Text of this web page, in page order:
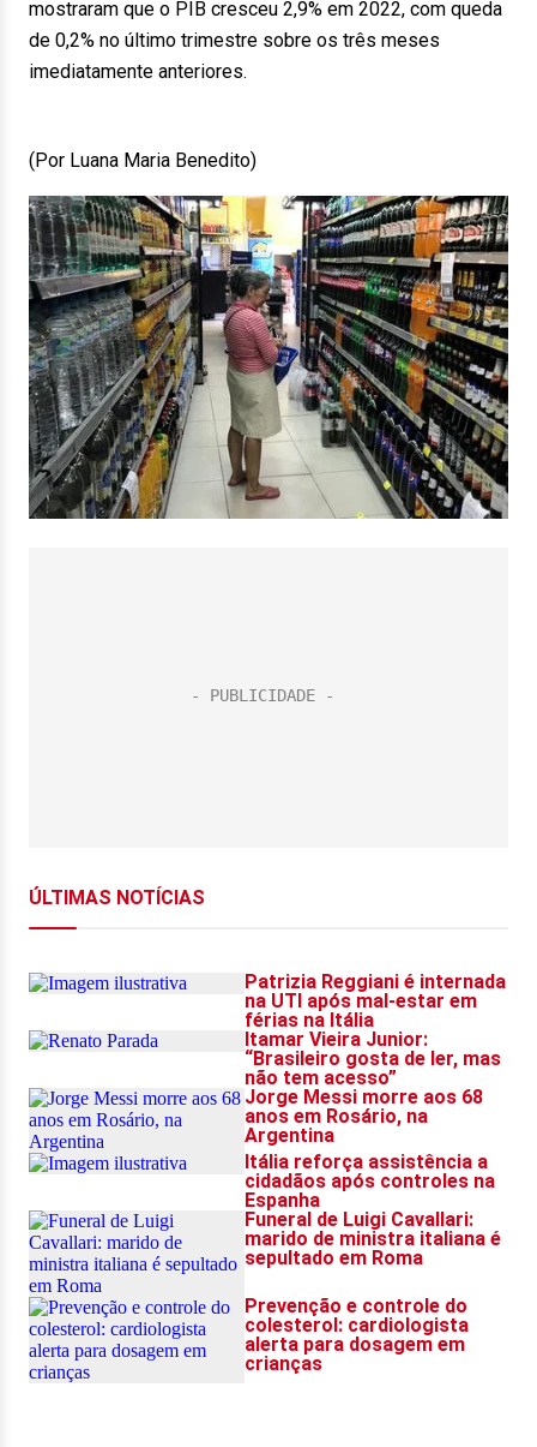
mostraram que o PIB cresceu 2,9% em 2022, com queda
de 0,2% no último trimestre sobre os três meses
imediatamente anteriores.
(Por Luana Maria Benedito)